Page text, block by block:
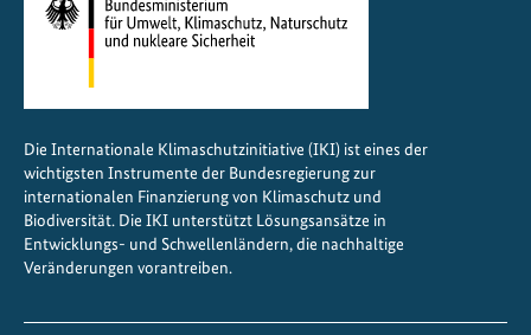
i
n
t
r
a
Die Internationale Klimaschutzinitiative (IKI) ist eines der
wichtigsten Instrumente der Bundesregierung zur
internationalen Finanzierung von Klimaschutz und
Biodiversität. Die IKI unterstützt Lösungsansätze in
Entwicklungs- und Schwellenländern, die nachhaltige
Veränderungen vorantreiben.